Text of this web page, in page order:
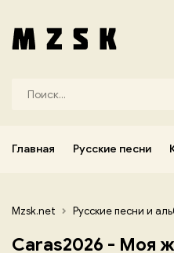
Главная Русские песни
Mzsk.net Русские песни и
Caras2026 - Моя
Узбекские песни